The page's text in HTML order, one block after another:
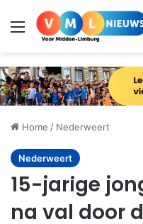
Menu
Home / Nederweert
Nederweert
15-jarige
na val door